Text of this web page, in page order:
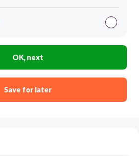
OK, next
Save for later